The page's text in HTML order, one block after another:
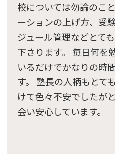
校については勿論のこ
ーションの上げ方、受
ジュール管理などとて
下さります。 毎日何を
いるだけでかなりの時
す。 塾長の人柄もとて
けて色々不安でしたが
会い安心しています。